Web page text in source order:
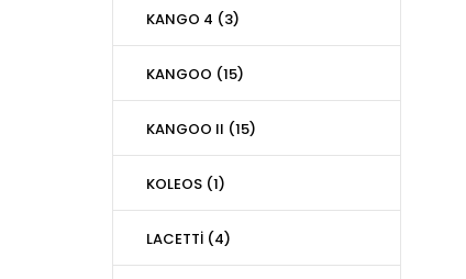
KANGO 4 (3)
KANGOO (15)
KANGOO II (15)
KOLEOS (1)
LACETTİ (4)